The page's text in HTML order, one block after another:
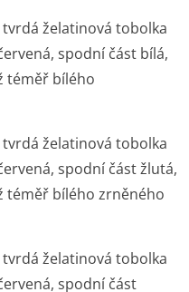
tvrdá želatinová tobolka
spodní část bílá,
téměř bílého
tvrdá želatinová tobolka
spodní část žlutá,
téměř bílého zrněného
tvrdá želatinová tobolka
spodní část